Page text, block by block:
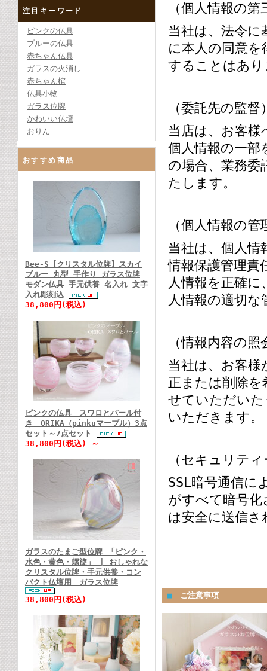
注目キーワード
ピンクの仏具
ブルーの仏具
赤ちゃん仏具
ガラスの火消し
赤ちゃん棺
仏具小物
ガラス位牌
かわいい仏壇
おりん
おすすめ商品
Bee-S【クリスタル位牌】スカイ
ブルー 丸型 手作り ガラス位牌
モダン仏具 手元供養 名入れ 文字
入れ彫刻込
38,800円(税込)
ピンクの仏具 スワロとパール付
き ORIKA（pinkuマーブル）3点
セット～7点セット
38,800円(税込) ～
ガラスのたまご型位牌 「ピンク・
水色・黄色・螺旋」 | おしゃれな
クリスタル位牌・手元供養・コン
パクト仏壇用 ガラス位牌
38,800円(税込)
（個人情報の
当社は、法令
に本人の同意を
することはあ
（委託先の監督
当店は、お客
個人情報の一部
の場合、業務委
たします。
（個人情報の管
当社は、個人情
情報保護管理責
人情報を正確
人情報の適切
（情報内容の
当社は、お客
正または削除
せていただい
いただきます。
（セキュリテ
SSL暗号通信に
がすべて暗号
は安全に送信さ
■ ご注意事項